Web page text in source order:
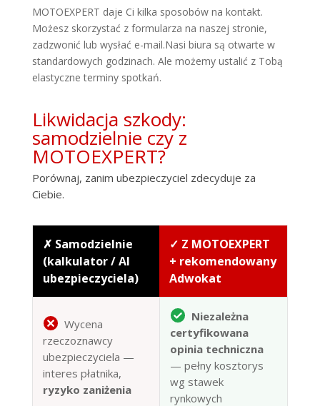
MOTOEXPERT daje Ci kilka sposobów na kontakt.
Możesz skorzystać z formularza na naszej stronie,
zadzwonić lub wysłać e-mail.Nasi biura są otwarte w
standardowych godzinach. Ale możemy ustalić z Tobą
elastyczne terminy spotkań.
Likwidacja szkody:
samodzielnie czy z
MOTOEXPERT?
Porównaj, zanim ubezpieczyciel zdecyduje za
Ciebie.
✗ Samodzielnie
(kalkulator / AI
ubezpieczyciela)
✓ Z MOTOEXPERT
+ rekomendowany
Adwokat
Wycena
rzeczoznawcy
ubezpieczyciela —
interes płatnika,
ryzyko zaniżenia
Niezależna
certyfikowana
opinia techniczna
— pełny kosztorys
wg stawek
rynkowych